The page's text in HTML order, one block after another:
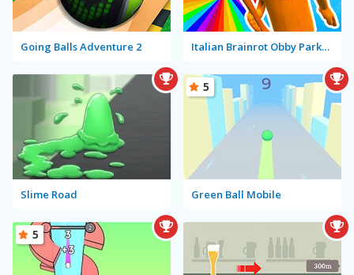
Going Balls Adventure 2 Italian Brainrot Obby Parkour
Slime Road Green Ball Mobile
5
5